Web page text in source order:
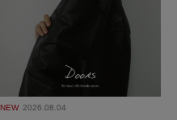
NEW 2026.08.04